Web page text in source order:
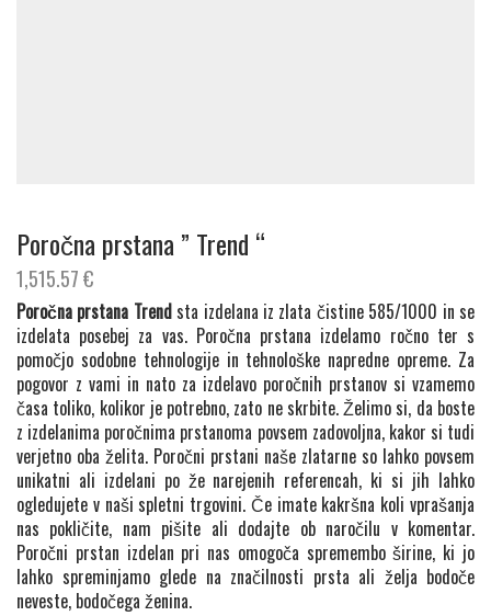
Poročna prstana ” Trend “
1,515.57€
Poročna prstana Trend sta izdelana iz zlata čistine 585/1000 in se
izdelata posebej za vas. Poročna prstana izdelamo ročno ter s
pomočjo sodobne tehnologije in tehnološke napredne opreme. Za
pogovor z vami in nato za izdelavo poročnih prstanov si vzamemo
časa toliko, kolikor je potrebno, zato ne skrbite. Želimo si, da boste
z izdelanima poročnima prstanoma povsem zadovoljna, kakor si tudi
verjetno oba želita. Poročni prstani naše zlatarne so lahko povsem
unikatni ali izdelani po že narejenih referencah, ki si jih lahko
ogledujete v naši spletni trgovini. Če imate kakršna koli vprašanja
nas pokličite, nam pišite ali dodajte ob naročilu v komentar.
Poročni prstan izdelan pri nas omogoča spremembo širine, ki jo
lahko spreminjamo glede na značilnosti prsta ali želja bodoče
neveste, bodočega ženina.